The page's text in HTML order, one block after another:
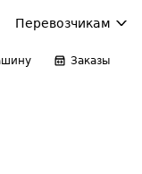
Перевозчикам
Заказы